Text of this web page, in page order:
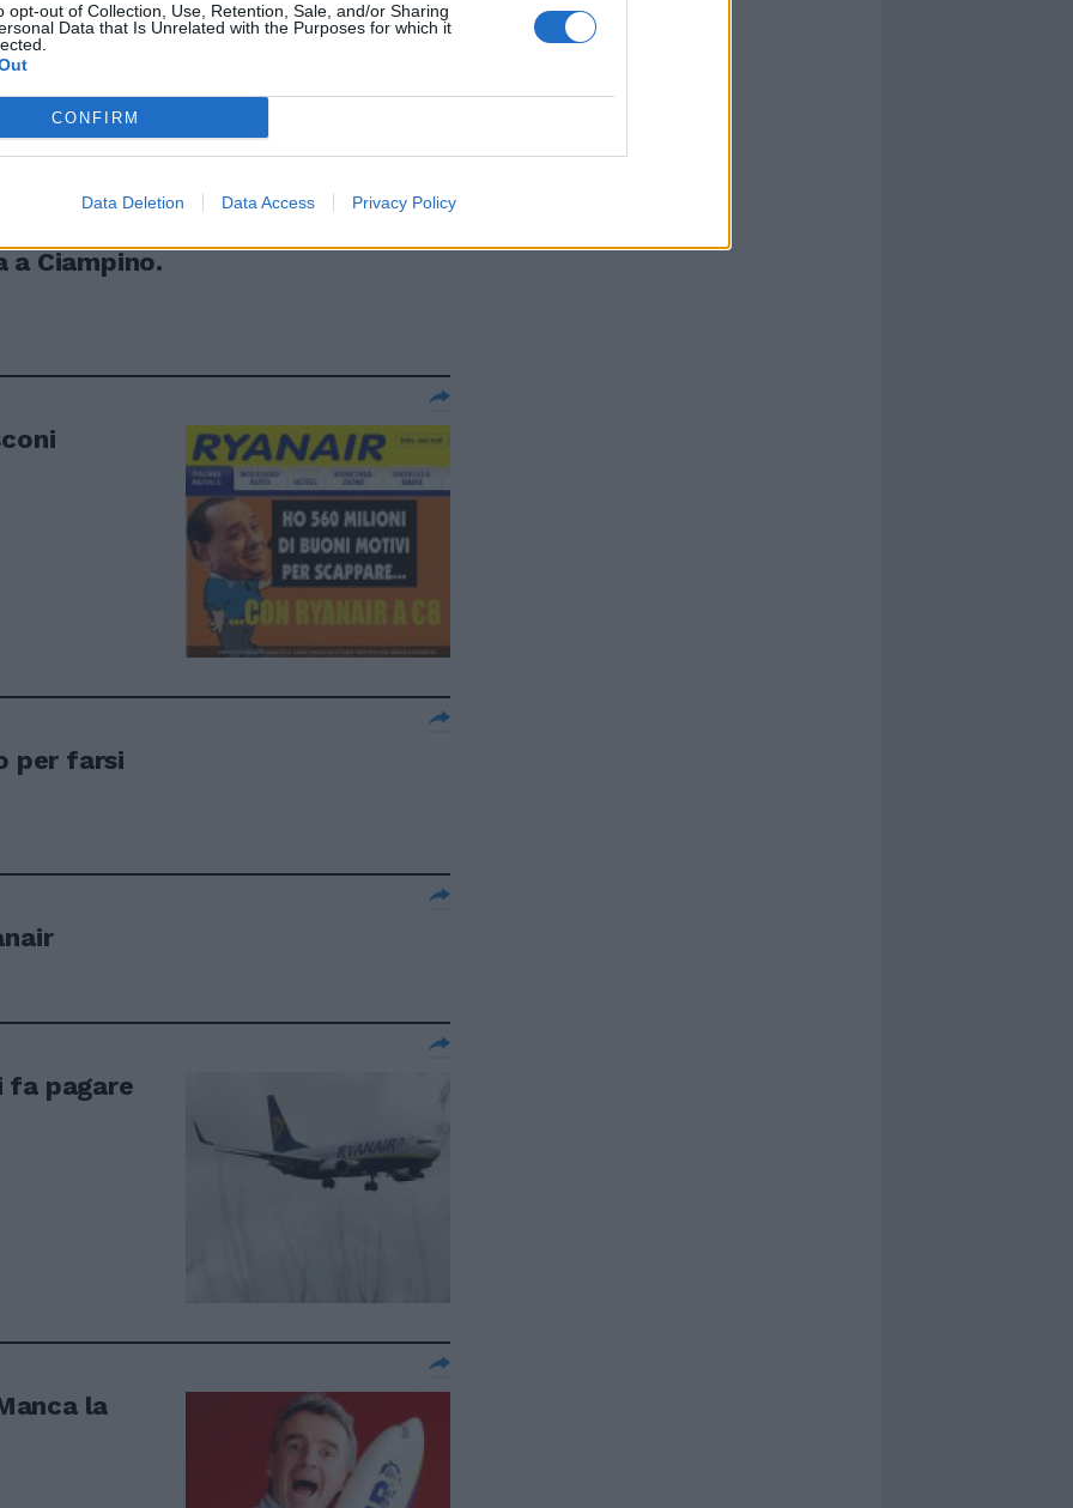
opt-out of Collection, Use, Retention, Sale, and/or Sharing
Data that Is Unrelated with the Purposes for which it
CONFIRM
Data Deletion Data Access Privacy Policy
come
a Ciampino.
per farsi
fa pagare
la